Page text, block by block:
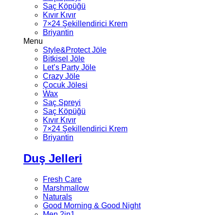
Saç Köpüğü
Kıvır Kıvır
7×24 Şekillendirici Krem
Briyantin
Menu
Style&Protect Jöle
Bitkisel Jöle
Let’s Party Jöle
Crazy Jöle
Çocuk Jölesi
Wax
Saç Spreyi
Saç Köpüğü
Kıvır Kıvır
7×24 Şekillendirici Krem
Briyantin
Duş Jelleri
Fresh Care
Marshmallow
Naturals
Good Morning & Good Night